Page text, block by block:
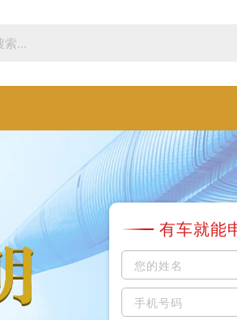
有车就能